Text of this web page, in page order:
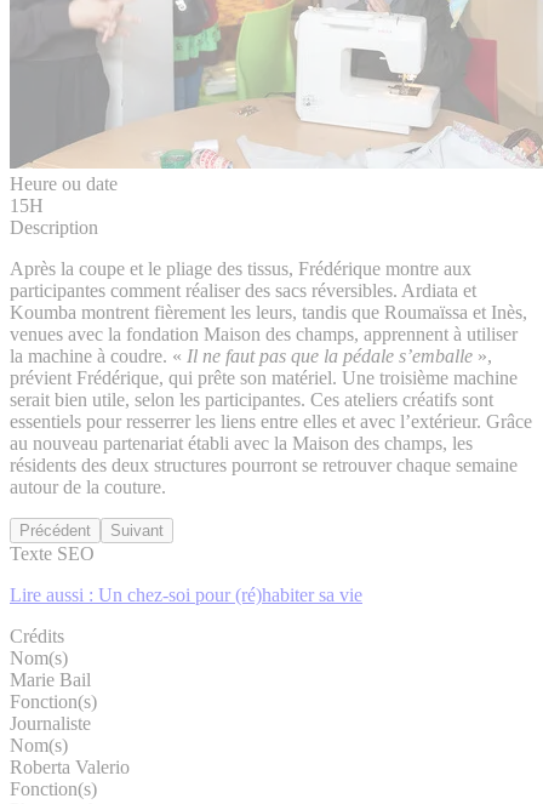
Heure ou date
15H
Description
Après la coupe et le pliage des tissus, Frédérique montre aux
participantes comment réaliser des sacs réversibles. Ardiata et
Koumba montrent fièrement les leurs, tandis que Roumaïssa et Inès,
venues avec la fondation Maison des champs, apprennent à utiliser
la machine à coudre. « Il ne faut pas que la pédale s’emballe »,
prévient Frédérique, qui prête son matériel. Une troisième machine
serait bien utile, selon les participantes. Ces ateliers créatifs sont
essentiels pour resserrer les liens entre elles et avec l’extérieur. Grâce
au nouveau partenariat établi avec la Maison des champs, les
résidents des deux structures pourront se retrouver chaque semaine
autour de la couture.
Précédent Suivant
Texte SEO
Lire aussi : Un chez-soi pour (ré)habiter sa vie
Crédits
Nom(s)
Marie Bail
Fonction(s)
Journaliste
Nom(s)
Roberta Valerio
Fonction(s)